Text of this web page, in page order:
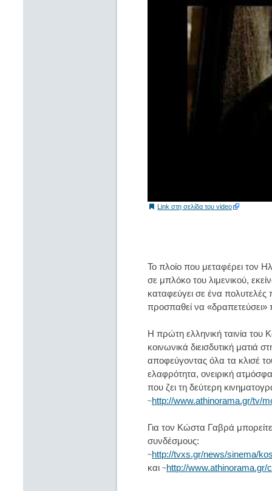
Link στη σελίδα του video
Το πλοίο που μεταφέρει τον
σε μπλόκο του λιμενικού,
καταφεύγει σε ένα
προσπαθεί να «δραπετεύσει»
Η πρώτη ελληνική ταινία του
κοινωνικά διεισδυτική ματιά
αποφεύγοντας όλα τα κλισέ
ελαφρότητα, ονειρική
που ζει τη δεύτερη
~http://www.athinorama.gr/tv/
Για τον Κώστα Γαβρά
συνδέσμους:
~http://tvxs.gr/news/sinema/
και ~http://